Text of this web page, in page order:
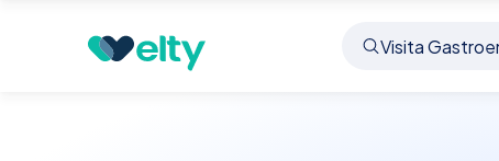
Prenota visita Visita Gastroenterologica Civate